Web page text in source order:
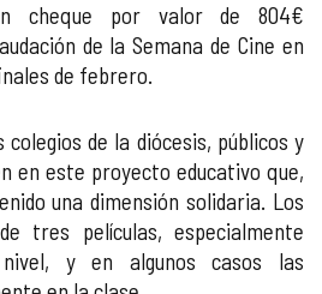
cheque por valor de 804€
de la Semana de Cine en
de febrero.
de la diócesis, públicos y
en este proyecto educativo que,
una dimensión solidaria. Los
tres películas, especialmente
y en algunos casos las